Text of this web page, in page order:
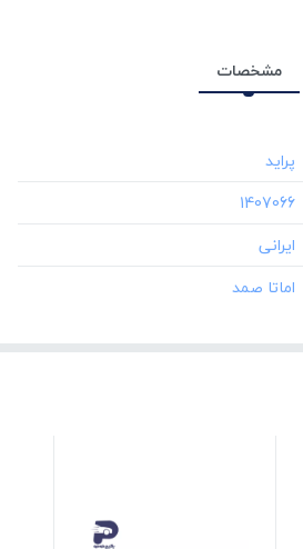
مشخصات
‎1407066